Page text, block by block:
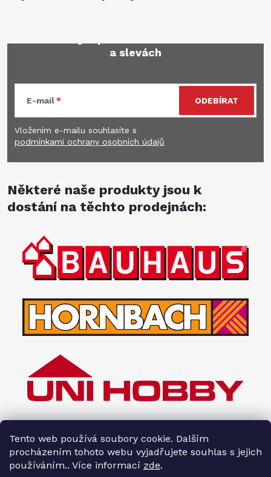
Tento web používá soubory cookie. Dalším
procházením tohoto webu vyjadřujete souhlas s jejich
používáním.. Více informací zde.
a slevách
E-mail
Vložením e-mailu souhlasíte s
podmínkami ochrany osobních údajů
ODEBÍRAT
Některé naše produkty jsou k
dostání na těchto prodejnách: